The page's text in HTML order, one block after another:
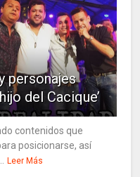
personajes
del Cacique’
contenidos que
posicionarse, así
Leer Más